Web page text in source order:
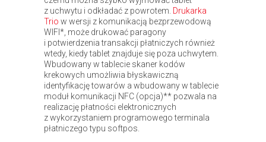
z uchwytu i odkładać z powrotem. Drukarka
Trio w wersji z komunikacją bezprzewodową
WIFI*, może drukować paragony
i potwierdzenia transakcji płatniczych również
wtedy, kiedy tablet znajduje się poza uchwytem.
Wbudowany w tablecie skaner kodów
krekowych umożliwia błyskawiczną
identyfikację towarów a wbudowany w tablecie
moduł komunikacji NFC (opcja)** pozwala na
realizację płatności elektronicznych
z wykorzystaniem programowego terminala
płatniczego typu softpos.